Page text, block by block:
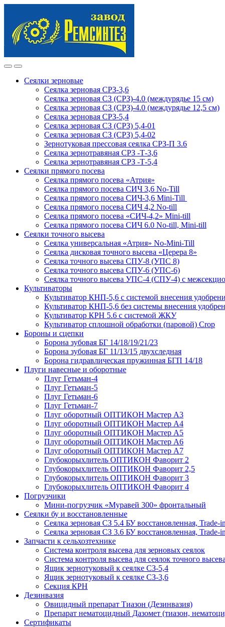
navigation
content
Сеялки зерновые
Сеялка зерновая СРЗ-3,6
Сеялка зерновая СЗ (СРЗ)-4.0 (междурядье 15 см)
Сеялка зерновая СЗ (СРЗ)-4.0 (междурядье 12,5 см)
Сеялка зерновая СРЗ-5,4
Сеялка зерновая СЗ (СРЗ) 5,4-01
Сеялка зерновая СЗ (СРЗ) 5,4-02
Зернотуковая прессовая сеялка СРЗ-П 3.6
Сеялка зернотравяная СРЗ -Т-3,6
Сеялка зернотравяная СРЗ -Т-5,4
Сеялки прямого посева
Сеялка прямого посева «Атрия»
Сеялка прямого посева СИЧ 3,6 No-Till
Сеялка прямого посева СИЧ-3,6 Mini-Till
Сеялка прямого посева СИЧ 4,2 No-till
Сеялка прямого посева «СИЧ-4,2» Mini-till
Сеялка прямого посева СИЧ 6.0 No-till, Mini-till
Сеялки точного высева
Сеялка универсальная «Атрия» No-Mini-Till
Сеялка дисковая точного высева «Церера 8»
Сеялка точного высева СПУ-8 (УПС 8)
Сеялка точного высева СПУ-6 (УПС-6)
Сеялка точного высева УПС-4 (СПУ-4) с
Культиваторы
Культиватор КНП-5,6 с системой внесения
Культиватор КНП-5,6 без системы внесения
Культиватор КРН 5.6 с системой ЖКУ
Культиватор сплошной обработки (паровой) Crop
Бороны и сцепки
Борона зубовая БГ 14/18/19/21/23
Борона зубовая БГ 11/13/15 двухследная
Борона гидравлическая пружинная БГП 14/18
Плуги навесные и оборотные
Плуг Гетьман-4
Плуг Гетьман-5
Плуг Гетьман-6
Плуг Гетьман-7
Плуг оборотный ОПТИКОН Мастер А3
Плуг оборотный ОПТИКОН Мастер А4
Плуг оборотный ОПТИКОН Мастер А5
Плуг оборотный ОПТИКОН Мастер А6
Плуг оборотный ОПТИКОН Мастер А7
Глубокорыхлитель ОПТИКОН Фаворит 2
Глубокорыхлитель ОПТИКОН Фаворит 2,5
Глубокорыхлитель ОПТИКОН Фаворит 3
Глубокорыхлитель ОПТИКОН Фаворит 4
Погрузчики
Мини-погрузчик «Муравей 300» фронтальный
Сеялки бу и восстановленные
Сеялка зерновая СЗ 5.4 БУ восстановленная, Trade-in
Сеялка зерновая СЗ 3.6 БУ восстановленная, Trade-in
Запчасти к сельхозтехнике
Система контроля высева для зерновых сеялок
Система контроля высева для сеялок точного высева
Ящик зернотуковый к сеялке СЗ-5,4
Ящик зернотуковый к сеялке СЗ-3,6
Секция КРН
Дезинвазия
Овицидный препарат Тиазон (Дезинвазия)
Препарат нематоцидный Дазомет (тиазон,
Сертификаты